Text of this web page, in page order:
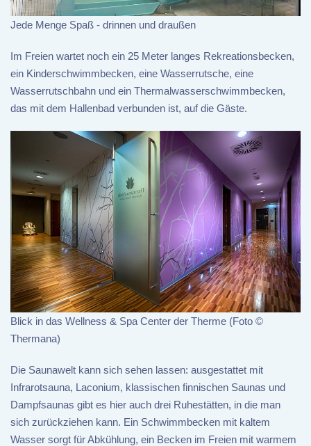
Jede Menge Spaß - drinnen und draußen
Im Freien wartet noch ein 25 Meter langes Rekreationsbecken,
ein Kinderschwimmbecken, eine Wasserrutsche, eine
Wasserrutschbahn und ein Thermalwasserschwimmbecken,
das mit dem Hallenbad verbunden ist, auf die Gäste.
Blick in das Wellness & Spa Center der Therme (Foto ©
Thermana)
Die Saunawelt kann sich sehen lassen: ausgestattet mit
Infrarotsauna, Laconium, klassischen finnischen Saunas und
Dampfsaunas gibt es hier auch drei Ruhestätten, in die man
sich zurückziehen kann. Ein Schwimmbecken mit kaltem
Wasser sorgt für Abkühlung, ein Becken im Freien mit warmem